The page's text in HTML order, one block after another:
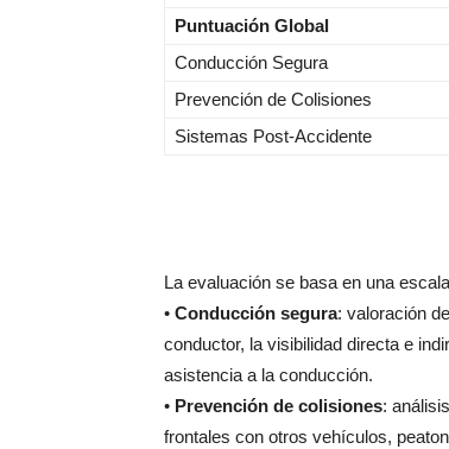
Puntuación Global
Conducción Segura
Prevención de Colisiones
Sistemas Post-Accidente
La evaluación se basa en una
• Conducción segura: valoración
conductor, la visibilidad directa e
asistencia a la conducción.
• Prevención de colisiones:
frontales con otros vehículos,